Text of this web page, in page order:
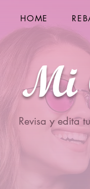
HOME
Mi
Revisa y edita